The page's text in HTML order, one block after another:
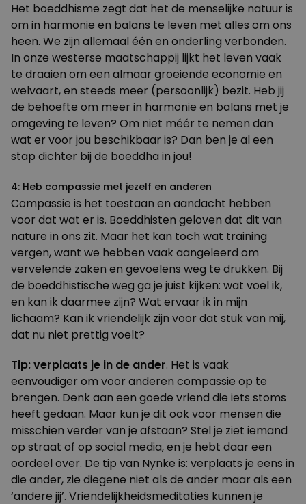
Het boeddhisme zegt dat het de menselijke natuur is
om in harmonie en balans te leven met alles om ons
heen. We zijn allemaal één en onderling verbonden.
In onze westerse maatschappij lijkt het leven vaak
te draaien om een almaar groeiende economie en
welvaart, en steeds meer (persoonlijk) bezit. Heb jij
de behoefte om meer in harmonie en balans met je
omgeving te leven? Om niet méér te nemen dan
wat er voor jou beschikbaar is? Dan ben je al een
stap dichter bij de boeddha in jou!
4: Heb compassie met jezelf en anderen
Compassie is het toestaan en aandacht hebben
voor dat wat er is. Boeddhisten geloven dat dit van
nature in ons zit. Maar het kan toch wat training
vergen, want we hebben vaak aangeleerd om
vervelende zaken en gevoelens weg te drukken. Bij
de boeddhistische weg ga je juist kijken: wat voel ik,
en kan ik daarmee zijn? Wat ervaar ik in mijn
lichaam? Kan ik vriendelijk zijn voor dat stuk van mij,
dat nu niet prettig voelt?
Tip: verplaats je in de ander. Het is vaak
eenvoudiger om voor anderen compassie op te
brengen. Denk aan een goede vriend die iets stoms
heeft gedaan. Maar kun je dit ook voor mensen die
misschien verder van je afstaan? Stel je ziet iemand
op straat of op social media, en je hebt daar een
oordeel over. De tip van Nynke is: verplaats je eens in
die ander, zie diegene niet als de ander maar als een
‘andere jij’. Vriendelijkheidsmeditaties kunnen je